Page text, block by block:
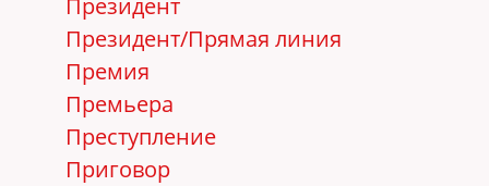
Президент
Президент/Прямая линия
Премия
Премьера
Преступление
Приговор